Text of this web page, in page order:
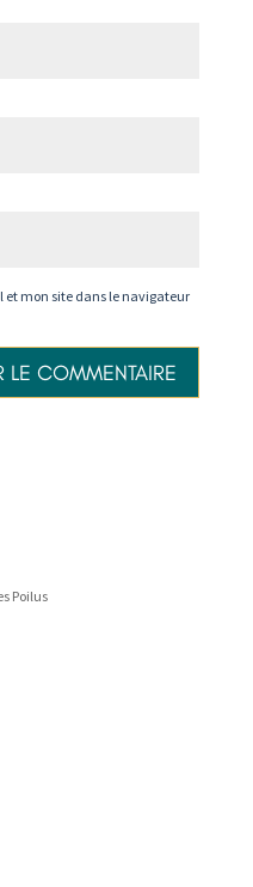
mon site dans le navigateur
Poilus